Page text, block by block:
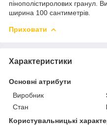
пінополістиролових гранул.
ширина 100 сантиметрів.
Приховати
Характеристики
Основні атрибути
Виробник
Стан
Користувальницькі